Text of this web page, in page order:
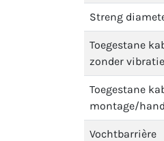
Streng
Toegestane
zonder vibratie
Toegestane
montage/
Vochtbarrière